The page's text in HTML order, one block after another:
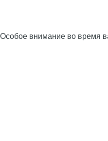
Особое внимание во время